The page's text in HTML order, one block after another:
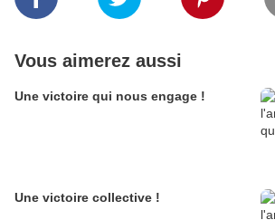
Vous aimerez aussi
Une victoire qui nous engage !
Une victoire collective !